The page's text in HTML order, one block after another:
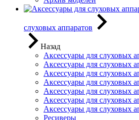
слуховых аппаратов
Назад
Аксессуары для слуховых
Аксессуары для слуховых
Аксессуары для слуховых
Аксессуары для слуховых
Аксессуары для слуховых
Аксессуары для слуховых
Аксессуары для слуховых
Ресиверы